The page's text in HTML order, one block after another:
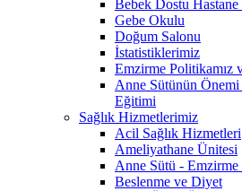
Bebek Dostu
Gebe Okulu
Doğum Salonu
İstatistiklerimiz
Emzirme Politikamız
Anne Sütünün Önemi
Eğitimi
Sağlık Hizmetlerimiz
Acil Sağlık Hizmetleri
Ameliyathane Ünitesi
Anne Sütü -
Beslenme ve Diyet